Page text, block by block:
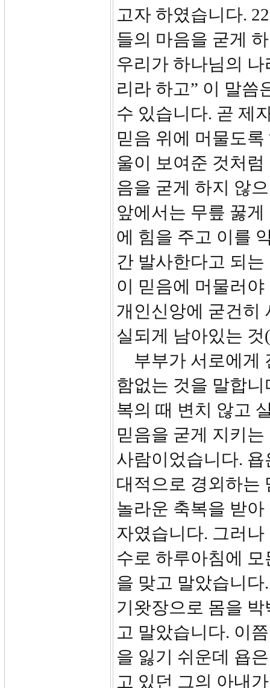
고자 하였습니다.
들의 마음을 굳게
우리가 하나님의
리라 하고” 이 말씀
수 있습니다. 곧 제
믿음 위에 머물도
울이 보여준 것처
음을 굳게 하지 않
앞에서는 무릎 꿇
에 힘을 주고 이를
간 발사한다고 되
이 믿음에 머물러
개인신앙에 굳건히
실되게 남아있는 것
부부가 서로에게
함없는 것을 말합
복의 때 변치 않고
믿음을 굳게 지키
사람이었습니다.
대적으로 경외하는
놀라운 축복을 받
자였습니다. 그러
수로 하루아침에
을 맞고 말았습니
기왓장으로 몸을
고 말았습니다. 이
을 잃기 쉬운데 욥
고 있던 그의 아내